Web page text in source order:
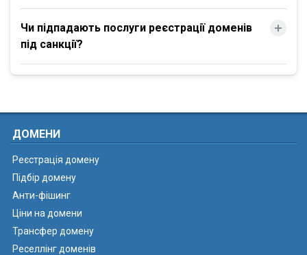
Чи підпадають послуги реєстрації доменів
під санкції?
ДОМЕНИ
Реєстрація домену
Підбір домену
Анти-фішинг
Ціни на домени
Трансфер домену
Реселлінг доменів